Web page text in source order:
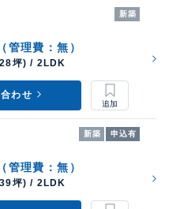
新築
（管理費：無）
坪) / 2LDK
わせ
新築 申込有
（管理費：無）
坪) / 2LDK